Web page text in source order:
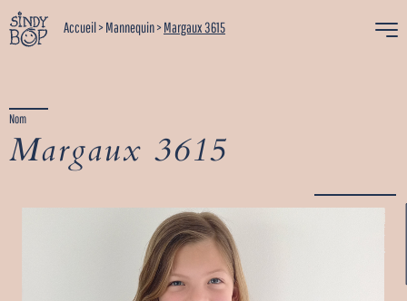
Accueil>Mannequin>Margaux 3615
Nom
Margaux 3615